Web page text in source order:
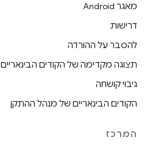
מאגר Android
דרישות
להסבר על ההורדה
תצוגה מקדימה של הקודים הבינאריים
גיבוי קושחה
הקודים הבינאריים של מנהל ההתקן
המרכז